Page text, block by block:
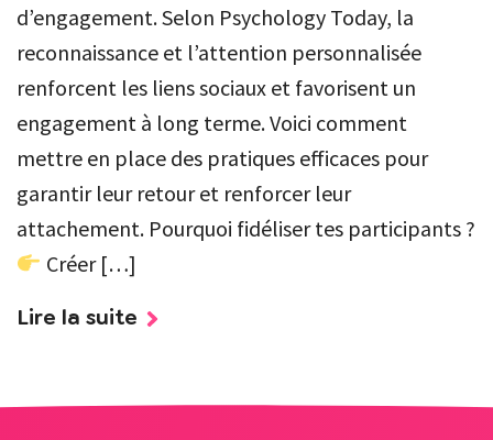
d’engagement. Selon Psychology Today, la
reconnaissance et l’attention personnalisée
renforcent les liens sociaux et favorisent un
engagement à long terme. Voici comment
mettre en place des pratiques efficaces pour
garantir leur retour et renforcer leur
attachement. Pourquoi fidéliser tes participants ?
Créer […]
Lire la suite